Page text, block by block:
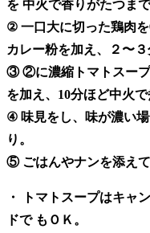
を 中火で香りがたつまで
② 一口大に切った鶏肉
カレー粉を加え、２〜
③ ②に濃縮トマトスープ
を加え、10分ほど中火で
④ 味見をし、味が濃い
り。
⑤ ごはんやナンを添えて
・ トマトスープはキャ
ドで もＯＫ。